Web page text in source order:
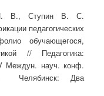
В., Ступин В. С.
педагогических
обучающегося,
// Педагогика:
Междун. науч. конф.
Челябинск: Два